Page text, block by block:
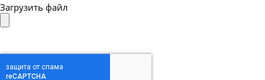
Загрузить файл